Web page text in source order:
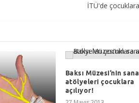
İTÜ'de
Baksı Müzesi’nin
atölyeleri çocuklara
açılıyor!